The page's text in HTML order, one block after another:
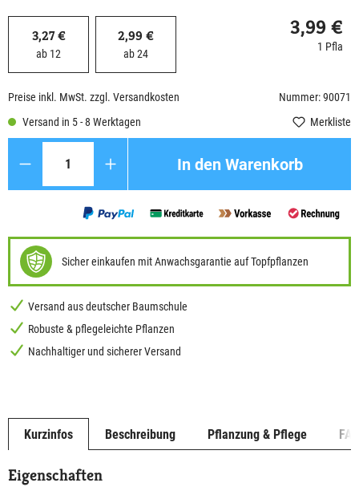
3,27 €
ab 12
2,99 €
ab 24
3,99 €
1 Pfla
Preise inkl. MwSt. zzgl. Versandkosten
Nummer: 90071
Versand in 5 - 8 Werktagen
Merkliste
In den Warenkorb
Sicher einkaufen mit Anwachsgarantie auf Topfpflanzen
Versand aus deutscher Baumschule
Robuste & pflegeleichte Pflanzen
Nachhaltiger und sicherer Versand
Kurzinfos Beschreibung Pflanzung & Pflege
Eigenschaften